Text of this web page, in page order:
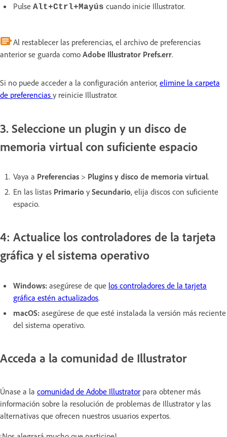
Pulse Alt+Ctrl+Mayús cuando inicie Illustrator.
Al restablecer las preferencias, el archivo de preferencias
anterior se guarda como Adobe Illustrator Prefs.err.
Si no puede acceder a la configuración anterior, elimine la carpeta
de preferencias y reinicie Illustrator.
3. Seleccione un plugin y un disco de
memoria virtual con suficiente espacio
Vaya a Preferencias > Plugins y disco de memoria virtual.
En las listas Primario y Secundario, elija discos con suficiente
espacio.
4: Actualice los controladores de la tarjeta
gráfica y el sistema operativo
Windows: asegúrese de que los controladores de la tarjeta
gráfica estén actualizados.
macOS: asegúrese de que esté instalada la versión más reciente
del sistema operativo.
Acceda a la comunidad de Illustrator
Únase a la comunidad de Adobe Illustrator para obtener más
información sobre la resolución de problemas de Illustrator y las
alternativas que ofrecen nuestros usuarios expertos.